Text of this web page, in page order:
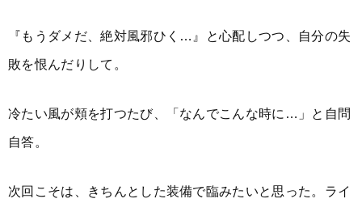
『もうダメだ、絶対風邪ひく…』と心配しつつ、自分の失
敗を恨んだりして。
冷たい風が頬を打つたび、「なんでこんな時に…」と自問
自答。
次回こそは、きちんとした装備で臨みたいと思った。ライ